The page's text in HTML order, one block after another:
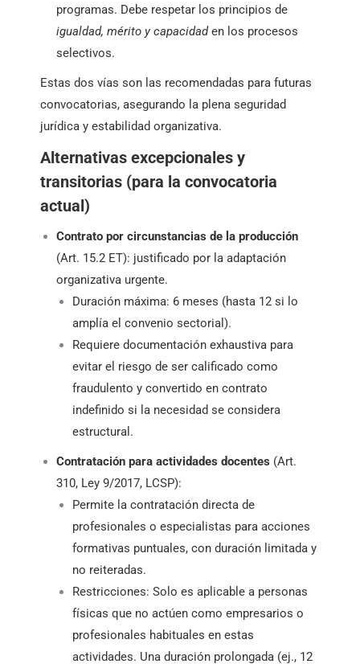
programas. Debe respetar los principios de
igualdad, mérito y capacidaden los procesos
selectivos.
Estas dos vías son las recomendadas para futuras
convocatorias, asegurando la plena seguridad
jurídica y estabilidad organizativa.
Alternativas excepcionales y
transitorias (para la convocatoria
actual)
Contrato por circunstancias de la producción
(Art. 15.2 ET): justificado por la adaptación
organizativa urgente.
Duración máxima: 6 meses (hasta 12 si lo
amplía el convenio sectorial).
Requiere documentación exhaustiva para
evitar el riesgo de ser calificado como
fraudulento y convertido en contrato
indefinido si la necesidad se considera
estructural.
Contratación para actividades docentes (Art.
310, Ley 9/2017, LCSP):
Permite la contratación directa de
profesionales o especialistas para acciones
formativas puntuales, con duración limitada y
no reiteradas.
Restricciones: Solo es aplicable a personas
físicas que no actúen como empresarios o
profesionales habituales en estas
actividades. Una duración prolongada (ej., 12